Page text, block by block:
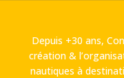
Depuis +30 ans,
création &
nautiques à